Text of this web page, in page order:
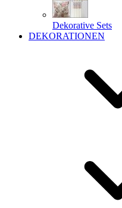
Dekorative Sets
DEKORATIONEN